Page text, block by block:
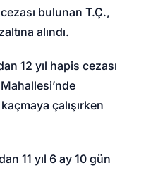
bulunan T.Ç.,
alındı.
12 yıl hapis cezası
çalışırken
11 yıl 6 ay 10 gün